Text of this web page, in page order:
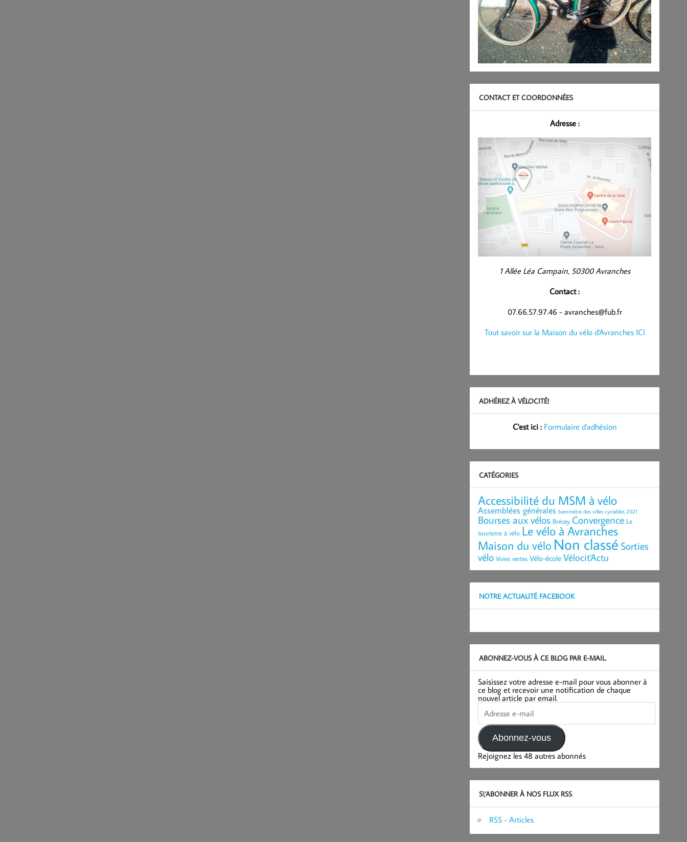
CONTACT ET COORDONNÉES
Adresse :
1 Allée Léa Campain, 50300 Avranches
Contact :
07.66.57.97.46 - avranches@fub.fr
Tout savoir sur la Maison du vélo d'Avranches ICI
ADHÉREZ À VÉLOCITÉ!
C'est ici : Formulaire d'adhésion
CATÉGORIES
Accessibilité du MSM à vélo
Assemblées générales baromètre des villes cyclables 2021
Bourses aux vélos Brécey Convergence Le
tourisme à vélo Le vélo à Avranches
Maison du vélo Non classé Sorties
vélo Voies vertes Vélo-école Vélocit'Actu
NOTRE ACTUALITÉ FACEBOOK
ABONNEZ-VOUS À CE BLOG PAR E-MAIL.
Saisissez votre adresse e-mail pour vous abonner à
ce blog et recevoir une notification de chaque
nouvel article par email.
Adresse
e-
mail
Abonnez-vous
Rejoignez les 48 autres abonnés
S\’ABONNER À NOS FLUX RSS
RSS - Articles